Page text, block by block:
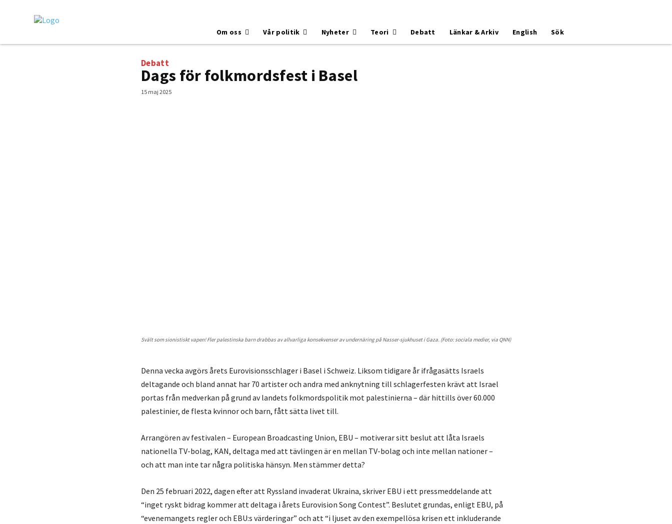
Om oss Vår politik Nyheter Teori Debatt Länkar & Arkiv English Sök
Debatt
Dags för folkmordsfest i Basel
15 maj 2025
Svält som sionistiskt vapen! Fler palestinska barn drabbas av allvarliga konsekvenser av undernäring på Nasser-sjukhuset i Gaza. (Foto: sociala medier, via QNN)
Denna vecka avgörs årets Eurovisionsschlager i Basel i Schweiz. Liksom tidigare år ifrågasätts Israels
deltagande och bland annat har 70 artister och andra med anknytning till schlagerfesten krävt att Israel
portas från medverkan på grund av landets folkmordspolitik mot palestinierna – där hittills över 60.000
palestinier, de flesta kvinnor och barn, fått sätta livet till.
Arrangören av festivalen – European Broadcasting Union, EBU – motiverar sitt beslut att låta Israels
nationella TV-bolag, KAN, deltaga med att tävlingen är en mellan TV-bolag och inte mellan nationer –
och att man inte tar några politiska hänsyn. Men stämmer detta?
Den 25 februari 2022, dagen efter att Ryssland invaderat Ukraina, skriver EBU i ett pressmeddelande att
“inget ryskt bidrag kommer att deltaga i årets Eurovision Song Contest”. Beslutet grundas, enligt EBU, på
“evenemangets regler och EBU:s värderingar” och att “i ljuset av den exempellösa krisen ett inkluderande